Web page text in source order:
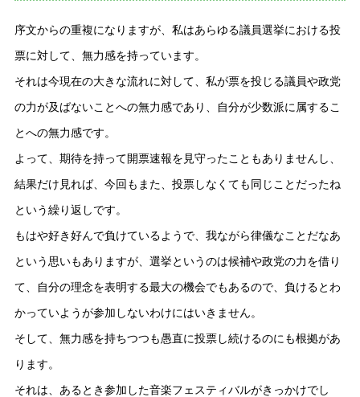
序文からの重複になりますが、私はあらゆる議員選挙における投
票に対して、無力感を持っています。
それは今現在の大きな流れに対して、私が票を投じる議員や政党
の力が及ばないことへの無力感であり、自分が少数派に属するこ
とへの無力感です。
よって、期待を持って開票速報を見守ったこともありませんし、
結果だけ見れば、今回もまた、投票しなくても同じことだったね
という繰り返しです。
もはや好き好んで負けているようで、我ながら律儀なことだなあ
という思いもありますが、選挙というのは候補や政党の力を借り
て、自分の理念を表明する最大の機会でもあるので、負けるとわ
かっていようが参加しないわけにはいきません。
そして、無力感を持ちつつも愚直に投票し続けるのにも根拠があ
ります。
それは、あるとき参加した音楽フェスティバルがきっかけでし